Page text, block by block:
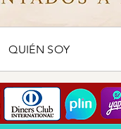
QUIÉN SOY